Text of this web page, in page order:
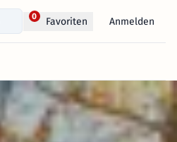
0 Favoriten Anmelden